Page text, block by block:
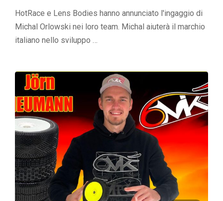
HotRace e Lens Bodies hanno annunciato l'ingaggio di
Michal Orlowski nei loro team. Michal aiuterà il marchio
italiano nello sviluppo …